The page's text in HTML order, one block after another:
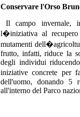
Conservare l'Orso
Il campo invernale,
l�iniziativa al
mutamenti
frutto, infatti, riduce la
degli individui
iniziative concrete per
dell'uomo, donando 5
all'interno del Parco